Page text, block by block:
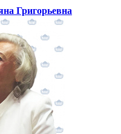
Григорьевна